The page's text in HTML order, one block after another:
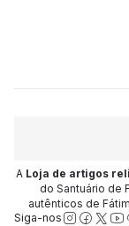
A Loja de artigos
do Santuário de
autênticos de
Siga-nos